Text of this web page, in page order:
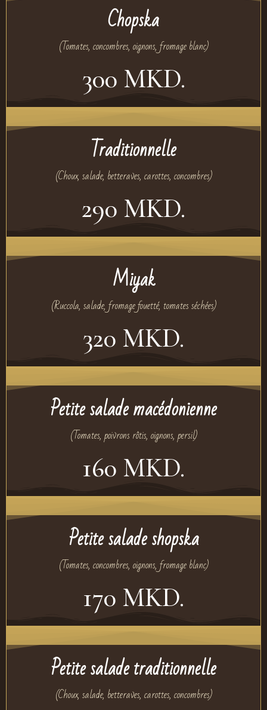
Chopska
(Tomates, concombres, oignons, fromage blanc)
300 MKD.
Traditionnelle
(Choux, salade, betteraves, carottes, concombres)
290 MKD.
Miyak
(Ruccola, salade, fromage fouetté, tomates séchées)
320 MKD.
Petite salade macédonienne
(Tomates, poivrons rôtis, oignons, persil)
160 MKD.
Petite salade shopska
(Tomates, concombres, oignons, fromage blanc)
170 MKD.
Petite salade traditionnelle
(Choux, salade, betteraves, carottes, concombres)